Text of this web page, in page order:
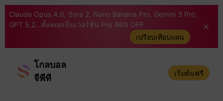
Claude Opus 4.6, Sora 2, Nano Banana Pro, Gemini 3 Pro,
GPT 5.2...ทั้งหมดเป็นเวอร์ชัน Pro 46% OFF
เปรียบเทียบแผน
โกลบอล
จีพีที
เริ่มต้นฟรี